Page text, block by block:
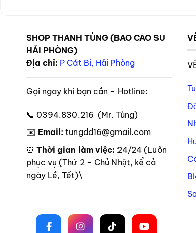
SHOP THANH TÙNG (BAO CAO SU
HẢI PHÒNG)
Địa chỉ: P Cát Bi, Hải Phòng
Gọi ngay khi bạn cần – Hotline:
📞 0394.830.216 (Mr. Tùng)
✉️ Email: tungdd16@gmail.com
⏰ Thời gian làm việc: 24/24 (Luôn
phục vụ (Thứ 2 – Chủ Nhật, kể cả
ngày Lễ, Tết)\